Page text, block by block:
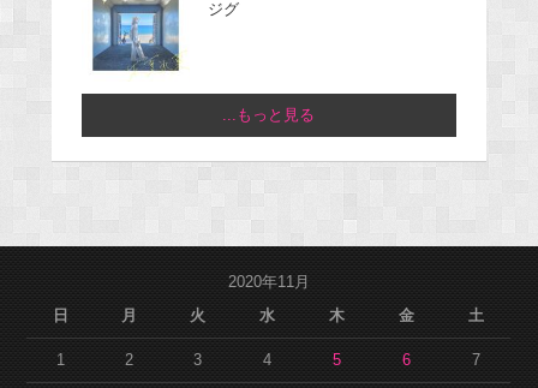
ジグ
...もっと見る
2020年11月
日
月 火 水 木 金 土
1 2 3 4 5 6 7